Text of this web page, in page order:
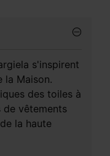
s'inspirent
la Maison.
des toiles à
de vêtements
la haute